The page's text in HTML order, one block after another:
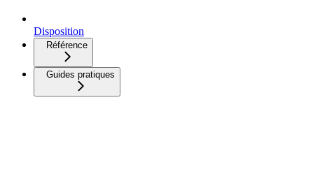
Disposition
Référence
Guides pratiques